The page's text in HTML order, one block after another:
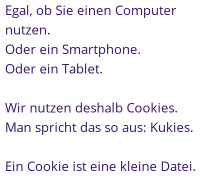
Egal, ob Sie einen Computer
nutzen.
Oder ein Smartphone.
Oder ein Tablet.
Wir nutzen deshalb Cookies.
Man spricht das so aus: Kukies.
Ein Cookie ist eine kleine Datei.